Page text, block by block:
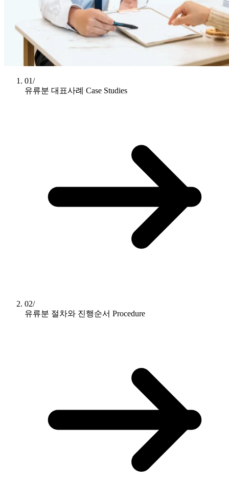
01/
유류분 대표사례 Case Studies
02/
유류분 절차와 진행순서 Procedure